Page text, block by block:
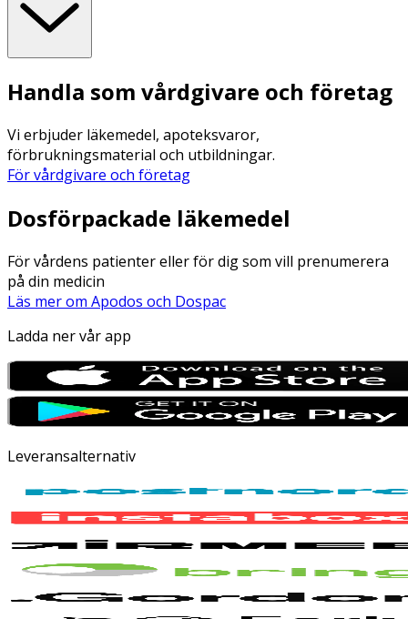
Handla som vårdgivare och företag
Vi erbjuder läkemedel, apoteksvaror,
förbrukningsmaterial och utbildningar.
För vårdgivare och företag
Dosförpackade läkemedel
För vårdens patienter eller för dig som vill prenumerera
på din medicin
Läs mer om Apodos och Dospac
Ladda ner vår app
Leveransalternativ